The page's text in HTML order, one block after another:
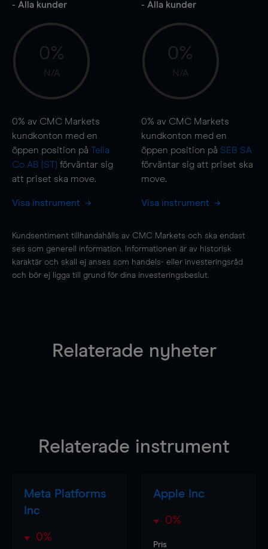
- Alla kunder
0%
N/A
0% av CMC Markets
kundkonton med en
öppen position på Telia
Co AB (ST) förväntar sig
att priset ska move.
Visa instrument
- Alla kunder
0%
N/A
0% av CMC Markets
kundkonton med en
öppen position på SEB SA
förväntar sig att priset ska
move.
Visa instrument
Kundsentiment tillhandahålls av CMC Markets och ska endast
ses som generell information. Informationen är av historisk
karaktär och skall ej anses som handels- eller investeringsråd
och bör ej ligga till grund för dina investeringsbeslut.
Relaterade nyheter
Relaterade instrument
Meta Platforms
Inc
0%
Apple Inc
0%
Pris